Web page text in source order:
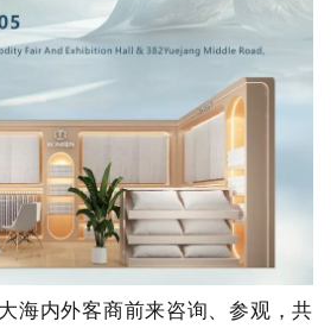
海内外客商前来咨询、参观，共